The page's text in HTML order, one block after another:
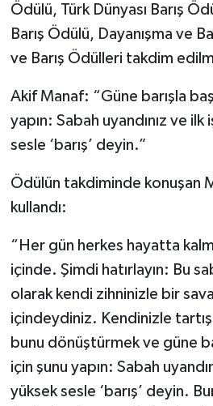
Ödülü, Türk Dünyası Barış
Barış Ödülü, Dayanışma ve
ve Barış Ödülleri takdim
Akif Manaf: “Güne barışla
yapın: Sabah uyandınız ve ilk
sesle ‘barış’ deyin.”
Ödülün takdiminde konuşan
kullandı:
“Her gün herkes hayatta
içinde. Şimdi hatırlayın: Bu
olarak kendi zihninizle bir
içindeydiniz. Kendinizle
bunu dönüştürmek ve güne
için şunu yapın: Sabah
yüksek sesle ‘barış’ deyin.